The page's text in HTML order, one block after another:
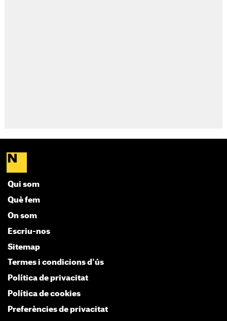
Qui som
Què fem
On som
Escriu-nos
Sitemap
Termes i condicions d'ús
Política de privacitat
Política de cookies
Preferències de privacitat